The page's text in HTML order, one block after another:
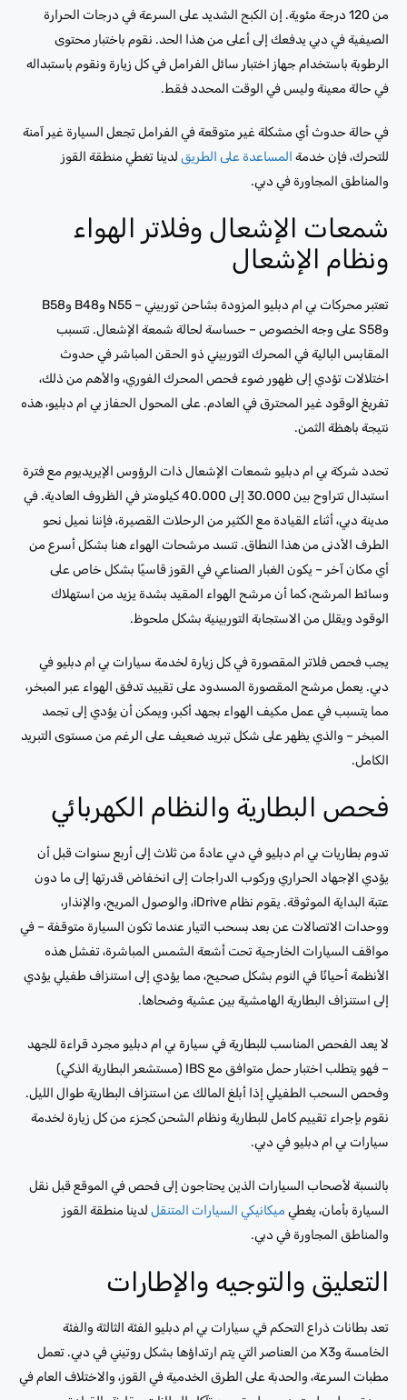
من 120 درجة مئوية. إن الكبح الشديد على السرعة في درجات الحرارة
الصيفية في دبي يدفعك إلى أعلى من هذا الحد. نقوم باختبار محتوى
الرطوبة باستخدام جهاز اختبار سائل الفرامل في كل زيارة ونقوم باستبداله
في حالة معينة وليس في الوقت المحدد فقط.
في حالة حدوث أي مشكلة غير متوقعة في الفرامل تجعل السيارة غير آمنة
للتحرك، فإن خدمة المساعدة على الطريق لدينا تغطي منطقة القوز
والمناطق المجاورة في دبي.
شمعات الإشعال وفلاتر الهواء
ونظام الإشعال
تعتبر محركات بي ام دبليو المزودة بشاحن توربيني – N55 وB48 وB58
وS58 على وجه الخصوص – حساسة لحالة شمعة الإشعال. تتسبب
المقابس البالية في المحرك التوربيني ذو الحقن المباشر في حدوث
اختلالات تؤدي إلى ظهور ضوء فحص المحرك الفوري، والأهم من ذلك،
تفريغ الوقود غير المحترق في العادم. على المحول الحفاز بي ام دبليو، هذه
نتيجة باهظة الثمن.
تحدد شركة بي ام دبليو شمعات الإشعال ذات الرؤوس الإيريديوم مع فترة
استبدال تتراوح بين 30.000 إلى 40.000 كيلومتر في الظروف العادية. في
مدينة دبي، أثناء القيادة مع الكثير من الرحلات القصيرة، فإننا نميل نحو
الطرف الأدنى من هذا النطاق. تنسد مرشحات الهواء هنا بشكل أسرع من
أي مكان آخر – يكون الغبار الصناعي في القوز قاسيًا بشكل خاص على
وسائط المرشح، كما أن مرشح الهواء المقيد بشدة يزيد من استهلاك
الوقود ويقلل من الاستجابة التوربينية بشكل ملحوظ.
يجب فحص فلاتر المقصورة في كل زيارة لخدمة سيارات بي ام دبليو في
دبي. يعمل مرشح المقصورة المسدود على تقييد تدفق الهواء عبر المبخر،
مما يتسبب في عمل مكيف الهواء بجهد أكبر، ويمكن أن يؤدي إلى تجمد
المبخر – والذي يظهر على شكل تبريد ضعيف على الرغم من مستوى التبريد
الكامل.
فحص البطارية والنظام الكهربائي
تدوم بطاريات بي ام دبليو في دبي عادةً من ثلاث إلى أربع سنوات قبل أن
يؤدي الإجهاد الحراري وركوب الدراجات إلى انخفاض قدرتها إلى ما دون
عتبة البداية الموثوقة. يقوم نظام iDrive، والوصول المريح، والإنذار،
ووحدات الاتصالات عن بعد بسحب التيار عندما تكون السيارة متوقفة – في
مواقف السيارات الخارجية تحت أشعة الشمس المباشرة، تفشل هذه
الأنظمة أحيانًا في النوم بشكل صحيح، مما يؤدي إلى استنزاف طفيلي يؤدي
إلى استنزاف البطارية الهامشية بين عشية وضحاها.
لا يعد الفحص المناسب للبطارية في سيارة بي ام دبليو مجرد قراءة للجهد
– فهو يتطلب اختبار حمل متوافق مع IBS (مستشعر البطارية الذكي)
وفحص السحب الطفيلي إذا أبلغ المالك عن استنزاف البطارية طوال الليل.
نقوم بإجراء تقييم كامل للبطارية ونظام الشحن كجزء من كل زيارة لخدمة
سيارات بي ام دبليو في دبي.
بالنسبة لأصحاب السيارات الذين يحتاجون إلى فحص في الموقع قبل نقل
السيارة بأمان، يغطي ميكانيكي السيارات المتنقل لدينا منطقة القوز
والمناطق المجاورة في دبي.
التعليق والتوجيه والإطارات
تعد بطانات ذراع التحكم في سيارات بي ام دبليو الفئة الثالثة والفئة
الخامسة وX3 من العناصر التي يتم ارتداؤها بشكل روتيني في دبي. تعمل
مطبات السرعة، والحدبة على الطرق الخدمية في القوز، والاختلاف العام في